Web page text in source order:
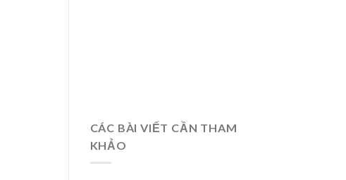
CÁC BÀI VIẾT CẦN THAM
KHẢO